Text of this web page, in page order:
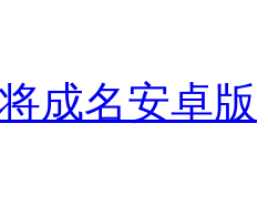
成名安卓版